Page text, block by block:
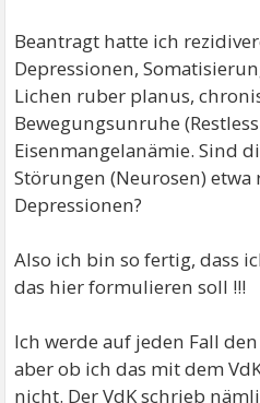
Beantragt hatte ich
Depressionen,
Lichen ruber planus,
Bewegungsunruhe
Eisenmangelanämie. Sind
Störungen (Neurosen)
Depressionen?
Also ich bin so fertig, dass
das hier formulieren soll !!!
Ich werde auf jeden Fall
aber ob ich das mit dem
nicht. Der VdK schrieb